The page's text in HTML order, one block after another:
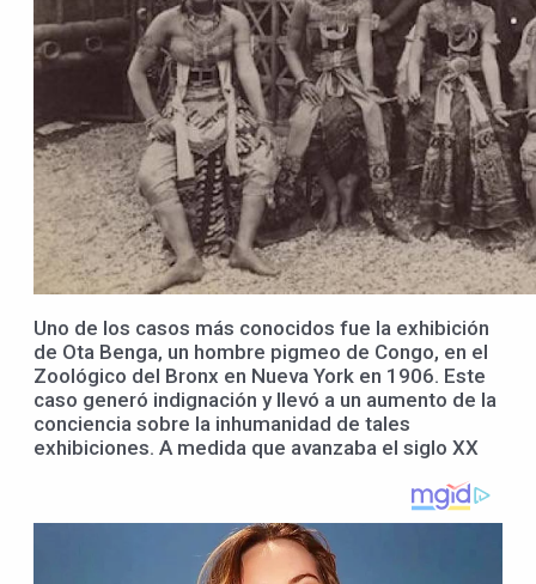
Uno de los casos más conocidos fue la exhibición
de Ota Benga, un hombre pigmeo de Congo, en el
Zoológico del Bronx en Nueva York en 1906. Este
caso generó indignación y llevó a un aumento de la
conciencia sobre la inhumanidad de tales
exhibiciones. A medida que avanzaba el siglo XX